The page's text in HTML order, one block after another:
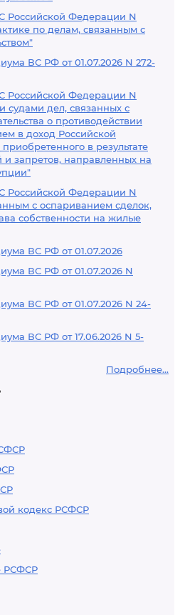
Российской Федерации N
по делам, связанным с
ВС РФ от 01.07.2026 N 272-
Российской Федерации N
судами дел, связанных с
о противодействии
в доход Российской
в результате
запретов, направленных на
Российской Федерации N
с оспариванием сделок,
собственности на жилые
ВС РФ от 01.07.2026
ВС РФ от 01.07.2026 N
ВС РФ от 01.07.2026 N 24-
ВС РФ от 17.06.2026 N 5-
Подробнее...
кодекс РСФСР
РСФСР